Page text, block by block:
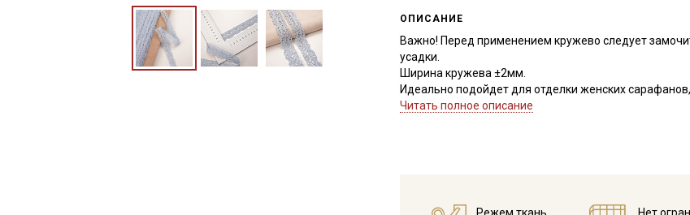
ОПИСАНИЕ
Важно! Перед применением кружево следует
усадки.
Ширина кружева ±2мм.
Идеально подойдет для отделки женских
В интерьере можно использовать для украшения
Читать полное описание
Режем ткань
Нет